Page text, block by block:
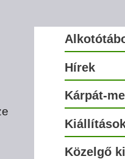
Hírek
Kárpát-
Közelgő